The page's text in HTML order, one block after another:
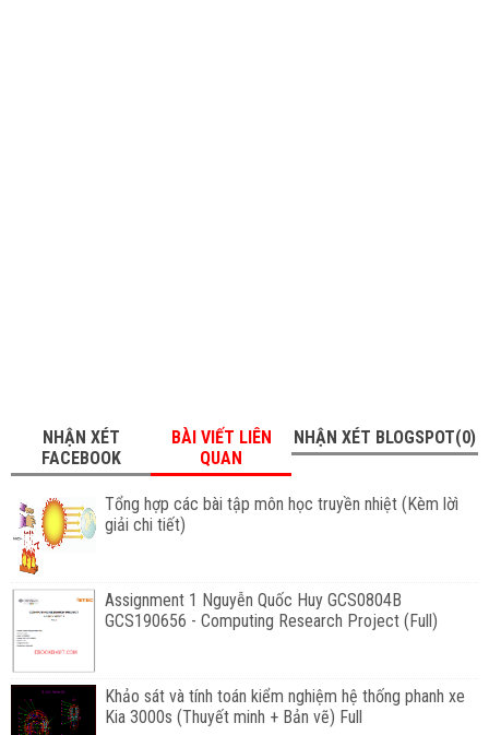
NHẬN XÉT
FACEBOOK
BÀI VIẾT LIÊN
QUAN
NHẬN XÉT BLOGSPOT(0)
Tổng hợp các bài tập môn học truyền nhiệt (Kèm lờì
giải chi tiết)
Assignment 1 Nguyễn Quốc Huy GCS0804B
GCS190656 - Computing Research Project (Full)
Khảo sát và tính toán kiểm nghiệm hệ thống phanh xe
Kia 3000s (Thuyết minh + Bản vẽ) Full